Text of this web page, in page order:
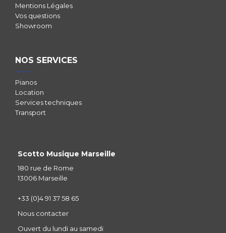
Mentions Légales
Vos questions
Showroom
NOS SERVICES
Pianos
Location
Services techniques
Transport
Scotto Musique Marseille
180 rue de Rome
13006 Marseille
+33 (0)4 91 37 58 65
Nous contacter
Ouvert du lundi au samedi